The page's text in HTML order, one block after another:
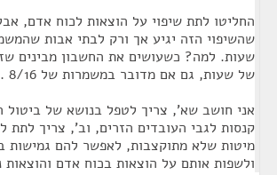
החליטו לתת שיפוי על הוצאות לכוח אדם,
שעות. למה? כשעושים את החשבון מבינים
של שעות, גם אם מדובר במשמרות של 8/16 .
אני חושב שא', צריך לטפל בנושא של ביטול
קנסות לגבי העובדים הזרים, וב', צריך לתת
מיטות שלא מתוקצבות, לאפשר להם גמישות
ולשפות אותם על הוצאות בכוח אדם והוצאות